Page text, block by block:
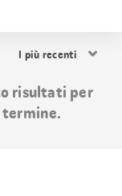
i
risultati per
termine.